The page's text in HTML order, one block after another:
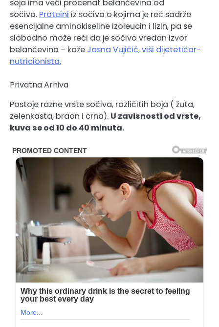
soja ima veći procenat belančevina od
sočiva. Proteini iz sočiva o kojima je reč sadrže
esencijalne aminokiseline izoleucin i lizin, pa se
slobodno može reći da je sočivo vredan izvor
belančevina – kaže Jasna Vujičić, viši dijetetičar-
nutricionista.
Privatna Arhiva
Postoje razne vrste sočiva, različitih boja ( žuta,
zelenkasta, braon i crna). U zavisnosti od vrste,
kuva se od 10 do 40 minuta.